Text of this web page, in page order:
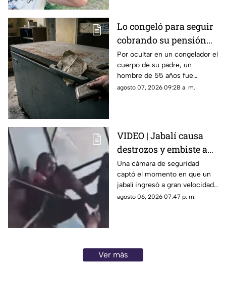
Lo congeló para seguir
cobrando su pensión…
así lo descubrieron
Por ocultar en un congelador el
cuerpo de su padre, un
hombre de 55 años fue
detenido en Grecia
agosto 07, 2026 09:28 a. m.
VIDEO | Jabalí causa
destrozos y embiste a
clientes luego de entrar
a un negocio
Una cámara de seguridad
captó el momento en que un
jabalí ingresó a gran velocidad
a un establecimiento en la
agosto 06, 2026 07:47 p. m.
Ver más